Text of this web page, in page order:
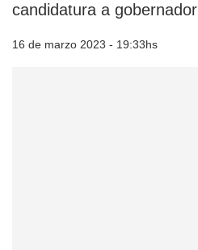
candidatura a gobernador
16 de marzo 2023 - 19:33hs